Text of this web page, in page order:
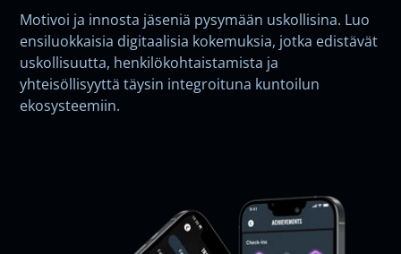
Motivoi ja innosta jäseniä pysymään uskollisina. Luo
ensiluokkaisia digitaalisia kokemuksia, jotka edistävät
uskollisuutta, henkilökohtaistamista ja
yhteisöllisyyttä täysin integroituna kuntoilun
ekosysteemiin.